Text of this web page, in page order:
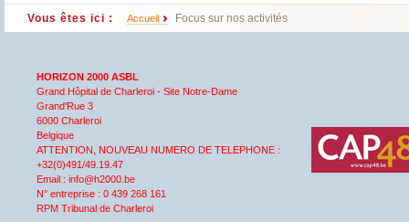
Vous êtes ici : Accueil Focus sur nos activités
HORIZON 2000 ASBL
Grand Hôpital de Charleroi - Site Notre-Dame
Grand'Rue 3
6000 Charleroi
Belgique
ATTENTION, NOUVEAU NUMERO DE TELEPHONE :
+32(0)491/49.19.47
Email : info@h2000.be
N° entreprise : 0 439 268 161
RPM Tribunal de Charleroi